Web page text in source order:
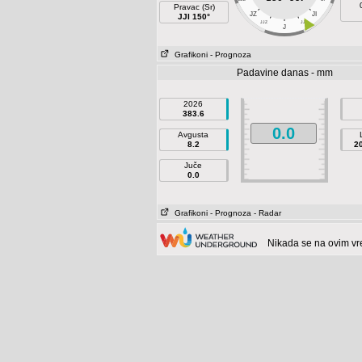
Pravac (Sr)
JJI 150°
JZ JI
JJZ JJI
J
Grafikoni - Prognoza
Padavine danas - mm
2026
383.6
Avgusta
8.2
Juče
0.0
0.0
Grafikoni - Prognoza - Radar
Nikada se na ovim